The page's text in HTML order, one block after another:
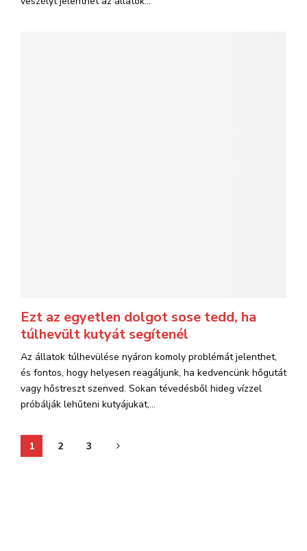
Ezt az egyetlen dolgot sose tedd, ha
túlhevült kutyát segítenél
Az állatok túlhevülése nyáron komoly problémát jelenthet,
és fontos, hogy helyesen reagáljunk, ha kedvencünk hőgutát
vagy hőstreszt szenved. Sokan tévedésből hideg vízzel
próbálják lehűteni kutyájukat,...
Bejegyzések
1 2 3